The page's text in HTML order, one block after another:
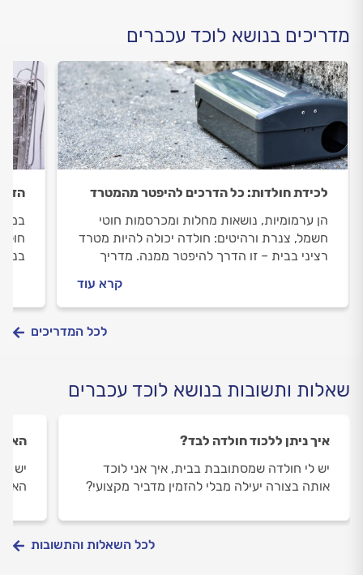
מדריכים בנושא לוכד עכברים
לכידת חולדות: כל הדרכים להיפטר מהמטרד
הן ערמומיות, נושאות מחלות ומכרסמות חוטי
חשמל, צנרת ורהיטים: חולדה יכולה להיות מטרד
רציני בבית – זו הדרך להיפטר ממנה. מדריך
קרא עוד
לכל המדריכים
שאלות ותשובות בנושא לוכד עכברים
איך ניתן ללכוד חולדה לבד?
יש לי חולדה שמסתובבת בבית, איך אני לוכד
אותה בצורה יעילה מבלי להזמין מדביר מקצועי?
האם
יש
האם
לכל השאלות והתשובות